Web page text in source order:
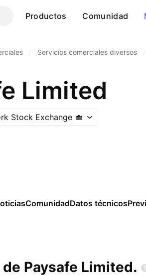
Productos Comunidad
Servicios comerciales diversos
Limited
Stock Exchange
ComunidadDatos técnicos
Paysafe Limited.